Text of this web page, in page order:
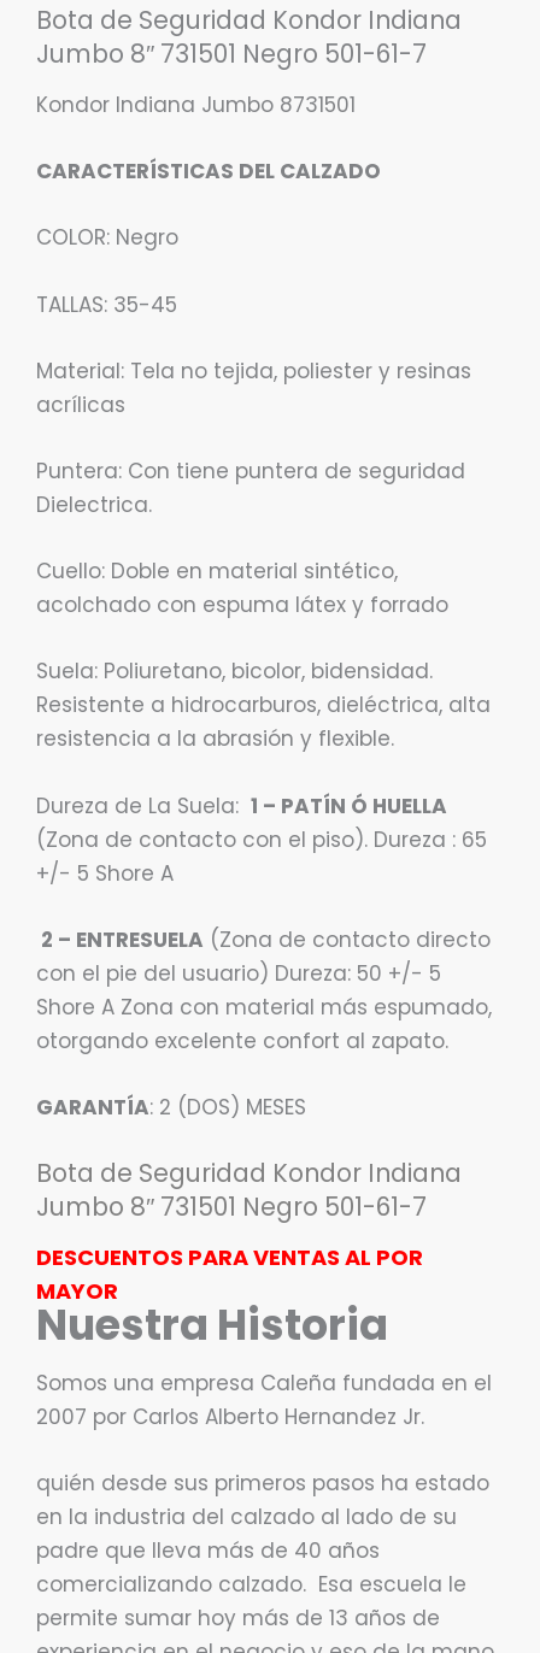
Bota de Seguridad Kondor Indiana
Jumbo 8″ 731501 Negro 501-61-7
Kondor Indiana Jumbo 8731501
CARACTERÍSTICAS DEL CALZADO
COLOR: Negro
TALLAS: 35-45
Material: Tela no tejida, poliester y resinas
acrílicas
Puntera: Con tiene puntera de seguridad
Dielectrica.
Cuello: Doble en material sintético,
acolchado con espuma látex y forrado
Suela: Poliuretano, bicolor, bidensidad.
Resistente a hidrocarburos, dieléctrica, alta
resistencia a la abrasión y flexible.
Dureza de La Suela: 1 – PATÍN Ó HUELLA
(Zona de contacto con el piso). Dureza : 65
+/- 5 Shore A
2 – ENTRESUELA (Zona de contacto directo
con el pie del usuario) Dureza: 50 +/- 5
Shore A Zona con material más espumado,
otorgando excelente confort al zapato.
GARANTÍA: 2 (DOS) MESES
Bota de Seguridad Kondor Indiana
Jumbo 8″ 731501 Negro 501-61-7
DESCUENTOS PARA VENTAS AL POR
MAYOR
Nuestra Historia
Somos una empresa Caleña fundada en el
2007 por Carlos Alberto Hernandez Jr.
quién desde sus primeros pasos ha estado
en la industria del calzado al lado de su
padre que lleva más de 40 años
comercializando calzado. Esa escuela le
permite sumar hoy más de 13 años de